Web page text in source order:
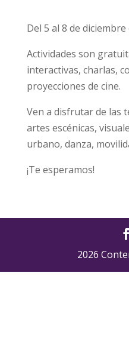
Del 5 al 8 de
Actividades son
interactivas, charlas,
proyecciones de cine.
Ven a disfrutar de las
artes escénicas,
urbano, danza,
¡Te esperamos!
2026